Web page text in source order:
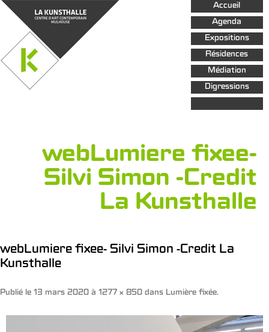
Aller au
contenu
principal
Accueil
Agenda
Expositions
Résidences
Médiation
Digressions
webLumiere fixee-
Silvi Simon -Credit
La Kunsthalle
webLumiere fixee- Silvi Simon -Credit La
Kunsthalle
Publié le 13 mars 2020 à 1277 × 850 dans Lumière fixée.